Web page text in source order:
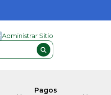
Administrar Sitio
Pagos